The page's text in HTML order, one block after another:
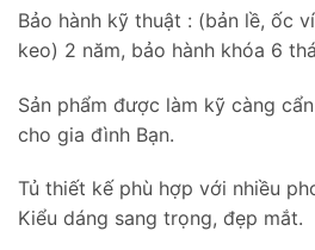
Bảo hành kỹ thuật : (bản lề, ốc
keo) 2 năm, bảo hành khóa 6
Sản phẩm được làm kỹ càng
cho gia đình Bạn.
Tủ thiết kế phù hợp với nhiều
Kiểu dáng sang trọng, đẹp mắt.